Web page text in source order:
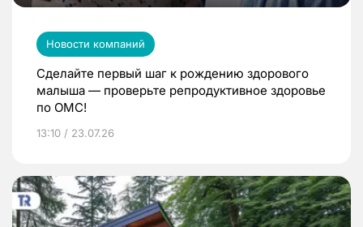
Новости компаний
Сделайте первый шаг к рождению здорового
малыша — проверьте репродуктивное здоровье
по ОМС!
13:10 / 23.07.26